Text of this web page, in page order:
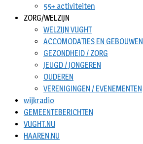
55+ activiteiten
ZORG/WELZIJN
WELZIJN VUGHT
ACCOMODATIES EN GEBOUWEN
GEZONDHEID / ZORG
JEUGD / JONGEREN
OUDEREN
VERENIGINGEN / EVENEMENTEN
wijkradio
GEMEENTEBERICHTEN
VUGHT.NU
HAAREN.NU